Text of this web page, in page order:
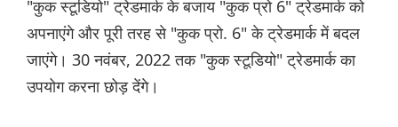
"कुक स्टूडियो" ट्रेडमार्क के बजाय "कुक प्रो 6" ट्रेडमार्क को
अपनाएंगे और पूरी तरह से "कुक प्रो. 6" के ट्रेडमार्क में बदल
जाएंगे। 30 नवंबर, 2022 तक "कुक स्टूडियो" ट्रेडमार्क का
उपयोग करना छोड़ देंगे।